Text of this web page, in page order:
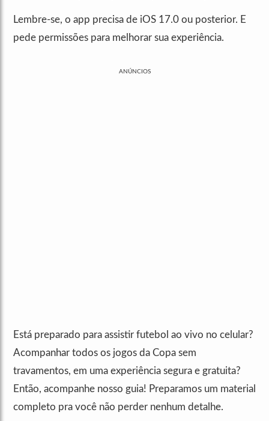
Lembre-se, o app precisa de iOS 17.0 ou posterior. E
pede permissões para melhorar sua experiência.
ANÚNCIOS
Está preparado para assistir futebol ao vivo no celular?
Acompanhar todos os jogos da Copa sem
travamentos, em uma experiência segura e gratuita?
Então, acompanhe nosso guia! Preparamos um material
completo pra você não perder nenhum detalhe.